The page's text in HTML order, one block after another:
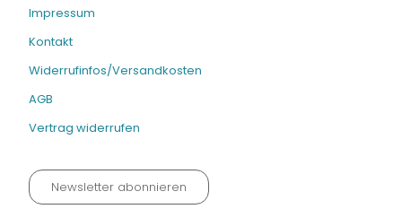
Impressum
Kontakt
Widerrufinfos/Versandkosten
AGB
Vertrag widerrufen
Newsletter abonnieren